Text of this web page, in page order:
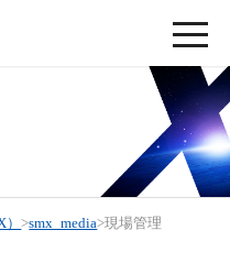
）>smx_media>現場管理